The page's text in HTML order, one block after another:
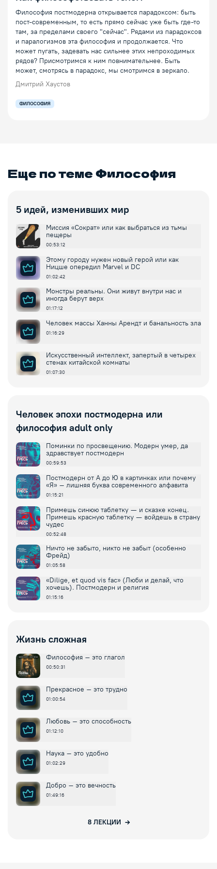
Философия постмодерна открывается парадоксом: быть
пост-современным, то есть прямо сейчас уже быть где-то
там, за пределами своего "сейчас". Рядами из парадоксов
и паралогизмов эта философия и продолжается. Что
может пугать, задевать нас сильнее этих непроходимых
рядов? Присмотримся к ним повнимательнее. Быть
может, смотрясь в парадокс, мы смотримся в зеркало.
Дмитрий Хаустов
ФИЛОСОФИЯ
Еще по теме Философия
5 идей, изменивших мир
Миссия «Сократ» или как выбраться из тьмы
пещеры
00:53:12
Этому городу нужен новый герой или как
Ницше опередил Marvel и DC
01:02:42
Монстры реальны. Они живут внутри нас и
иногда берут верх
01:17:12
Человек массы Ханны Арендт и банальность зла
01:16:29
Искусственный интеллект, запертый в четырех
стенах китайской комнаты
01:07:30
Человек эпохи постмодерна или
философия adult only
Поминки по просвещению. Модерн умер, да
здравствует постмодерн
00:59:53
Постмодерн от А до Ю в картинках или почему
«Я» – лишняя буква современного алфавита
01:15:21
Примешь синюю таблетку — и сказке конец.
Примешь красную таблетку — войдешь в страну
чудес
00:52:48
Ничто не забыто, никто не забыт (особенно
Фрейд)
01:05:58
«Dilige, et quod vis fac» (Люби и делай, что
хочешь). Постмодерн и религия
01:15:16
Жизнь сложная
Философия – это глагол
00:50:31
Прекрасное – это трудно
01:00:54
Любовь – это способность
01:12:10
Наука – это удобно
01:02:29
Добро – это вечность
01:49:16
8ЛЕКЦИИ